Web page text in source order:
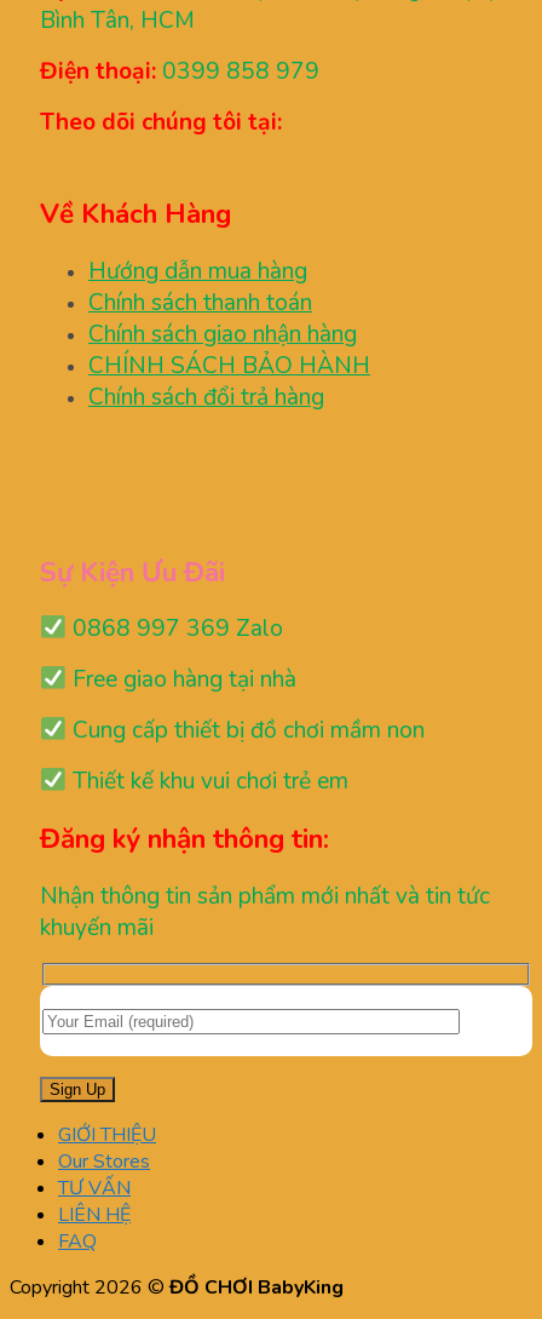
Bình Tân, HCM
Điện thoại: 0399 858 979
Theo dõi chúng tôi tại:
Về Khách Hàng
Hướng dẫn mua hàng
Chính sách thanh toán
Chính sách giao nhận hàng
CHÍNH SÁCH BẢO HÀNH
Chính sách đổi trả hàng
Sự Kiện Ưu Đãi
0868 997 369 Zalo
Free giao hàng tại nhà
Cung cấp thiết bị đồ chơi mầm non
Thiết kế khu vui chơi trẻ em
Đăng ký nhận thông tin:
Nhận thông tin sản phẩm mới nhất và tin tức
khuyến mãi
GIỚI THIỆU
Our Stores
TƯ VẤN
LIÊN HỆ
FAQ
Copyright 2026 ©ĐỒ CHƠI BabyKing